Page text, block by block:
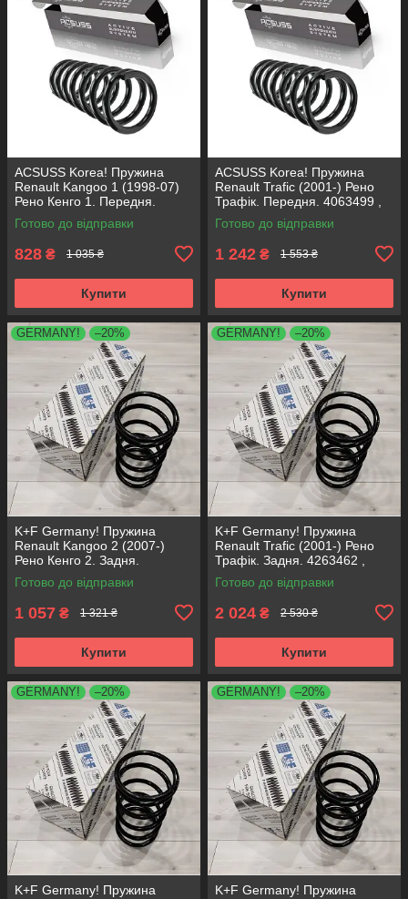
ACSUSS Korea! Пружина
Renault Kangoo 1 (1998-07)
Рено Кенго 1. Передня.
4072940 , RC2280 , 997890.
Аксусс Корея
Готово до відправки
828 ₴ 1 035 ₴
Купити
ACSUSS Korea! Пружина
Renault Trafiс (2001-) Рено
Трафік. Передня. 4063499 ,
RC2234 , 997911. Аксусс
Корея
Готово до відправки
1 242 ₴ 1 553 ₴
Купити
GERMANY! –20%
K+F Germany! Пружина
Renault Kangoo 2 (2007-)
Рено Кенго 2. Задня.
4272954. К+Ф Німеччина
Готово до відправки
1 057 ₴ 1 321 ₴
Купити
GERMANY! –20%
K+F Germany! Пружина
Renault Trafiс (2001-) Рено
Трафік. Задня. 4263462 ,
RX6216 , 996667. К+Ф
Німеччина
Готово до відправки
2 024 ₴ 2 530 ₴
Купити
GERMANY! –20%
K+F Germany! Пружина
GERMANY! –20%
K+F Germany! Пружина